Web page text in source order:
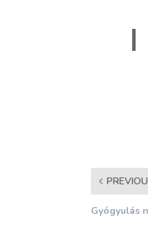
Gyógyulás